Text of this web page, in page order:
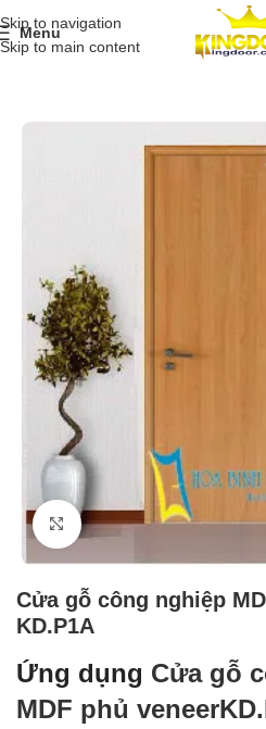
Skip to navigation
Skip to main content
Menu
Trang chủ» Sản phẩm Cửa gỗ»
Click to enlarge
Cửa gỗ công nghiệp
KD.P1A
Ứng dụng Cửa gỗ
MDF phủ